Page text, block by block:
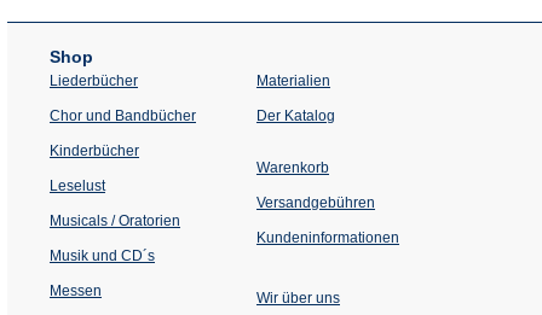
Shop
Liederbücher
Chor und Bandbücher
Kinderbücher
Leselust
Musicals / Oratorien
Musik und CD´s
Messen
Materialien
Der Katalog
Warenkorb
Versandgebühren
Kundeninformationen
Wir über uns